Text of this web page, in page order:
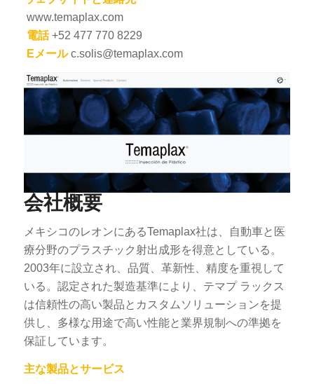
www.temaplax.com
電話+52 477 770 8229
Eメールc.solis@temaplax.com
会社概要
メキシコのレオンにあるTemaplax社は、自動車と医
療分野のプラスチック射出成形を得意としている。
2003年に設立され、品質、革新性、精度を重視して
いる。認定された製造基準により、テマプ ラックス
は信頼性の高い製品とカスタムソリューションを提
供し、多様な用途で高い性能と業界規制への準拠を
保証しています。
主な製品とサービス